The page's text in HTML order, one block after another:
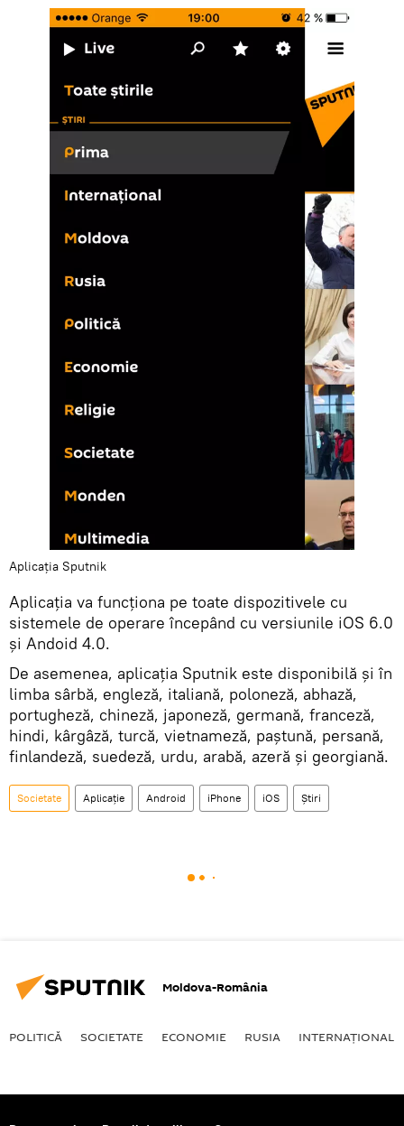
Aplicația Sputnik
Aplicația va funcționa pe toate dispozitivele cu
sistemele de operare începând cu versiunile iOS 6.0
și Andoid 4.0.
De asemenea, aplicația Sputnik este disponibilă și în
limba sârbă, engleză, italiană, poloneză, abhază,
portugheză, chineză, japoneză, germană, franceză,
hindi, kârgâză, turcă, vietnameză, paștună, persană,
finlandeză, suedeză, urdu, arabă, azeră și georgiană.
Societate Aplicație Android iPhone iOS Știri
Moldova-România
POLITICĂ SOCIETATE ECONOMIE RUSIA INTERNAŢIONAL